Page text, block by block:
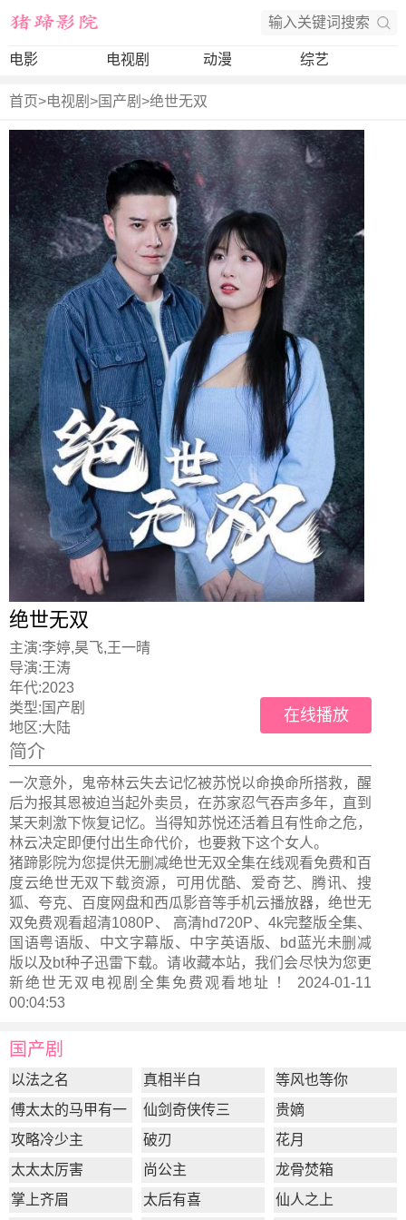
电影 电视剧 动漫 综艺
首页>电视剧 >国产剧 >绝世无双
绝世无双
主演:李婷,昊飞,王一晴
导演:王涛
年代:2023
类型: 国产剧
地区:大陆
在线播放
简介
一次意外，鬼帝林云失去记忆被苏悦以命换命所搭救，醒
后为报其恩被迫当起外卖员，在苏家忍气吞声多年，直到
某天刺激下恢复记忆。当得知苏悦还活着且有性命之危，
林云决定即便付出生命代价，也要救下这个女人。
猪蹄影院为您提供无删减绝世无双全集在线观看免费和百
度云绝世无双下载资源，可用优酷、爱奇艺、腾讯、搜
狐、夸克、百度网盘和西瓜影音等手机云播放器，绝世无
双免费观看超清1080P、 高清hd720P、4k完整版全集、
国语粤语版、中文字幕版、中字英语版、bd蓝光未删减
版以及bt种子迅雷下载。请收藏本站，我们会尽快为您更
新绝世无双电视剧全集 免费观看地址 ！ 2024-01-11
00:04:53
国产剧
以法之名 真相半白
等风也等你
傅太太的马甲有一
点多
仙剑奇侠传三
贵嫡
攻略冷少主
破刃
花月
太太太厉害
尚公主
龙骨焚箱
掌上齐眉
太后有喜 仙人之上